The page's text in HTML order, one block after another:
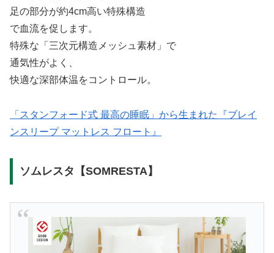
足の部分が約4cm高い特殊構造
で血流を促します。
特殊な「三次元構造メッシュ素材」で
通気性がよく、
快適な深部体温をコントロール。
「スタンフォード式 最高の睡眠」から生まれた『ブレイ
ンスリープ マットレス フロート』
ソムレスタ【SOMRESTA】